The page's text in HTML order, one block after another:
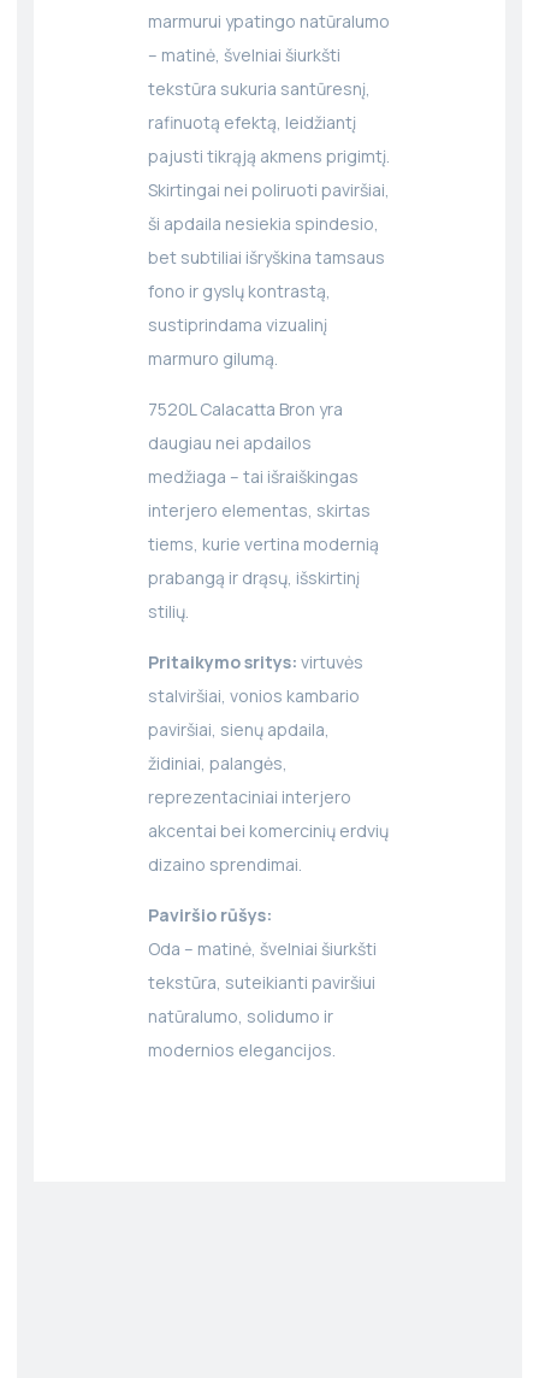
marmurui ypatingo natūralumo
– matinė, švelniai šiurkšti
tekstūra sukuria santūresnį,
rafinuotą efektą, leidžiantį
pajusti tikrąją akmens prigimtį.
Skirtingai nei poliruoti paviršiai,
ši apdaila nesiekia spindesio,
bet subtiliai išryškina tamsaus
fono ir gyslų kontrastą,
sustiprindama vizualinį
marmuro gilumą.
7520L Calacatta Bron yra
daugiau nei apdailos
medžiaga – tai išraiškingas
interjero elementas, skirtas
tiems, kurie vertina modernią
prabangą ir drąsų, išskirtinį
stilių.
Pritaikymo sritys: virtuvės
stalviršiai, vonios kambario
paviršiai, sienų apdaila,
židiniai, palangės,
reprezentaciniai interjero
akcentai bei komercinių erdvių
dizaino sprendimai.
Paviršio rūšys:
Oda – matinė, švelniai šiurkšti
tekstūra, suteikianti paviršiui
natūralumo, solidumo ir
modernios elegancijos.